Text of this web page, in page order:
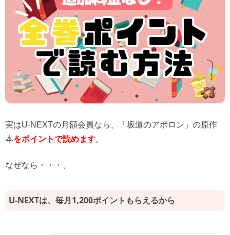
実はU-NEXTの月額会員なら、「坂道のアポロン」の原作
本をポイントで読めます。
なぜなら・・・、
U-NEXTは、毎月1,200ポイントもらえるから